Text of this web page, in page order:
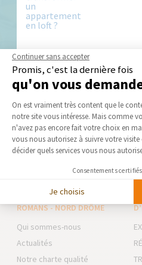
Comment transformer un
Qui ne rêve pas d'une grande
anciens en briques et d'un...
VOIR TOUS LES
AGENCE DE VALENCE -
ROMANS - NORD DRÔME
Qui sommes-nous
Actualités
Notre charte qualité
Continuer sans accepter
Promis, c'est la dernière fois
qu'on vous
Plateforme de
On est vraiment très content que le
notre site vous intéresse. Mais comme
n'avez pas encore fait votre choix en
vous nous autorisez à suivre votre
décider quels services vous nous
Consentements
Je choisis
Axeptio